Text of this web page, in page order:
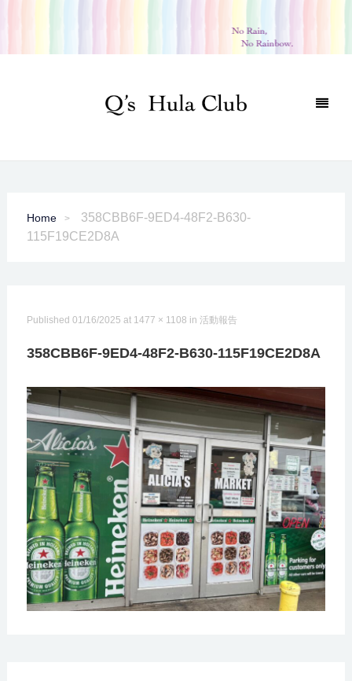
Home
358CBB6F-9ED4-48F2-B630-
115F19CE2D8A
Published 01/16/2025 at 1477 × 1108 in 活動報告
358CBB6F-9ED4-48F2-B630-115F19CE2D8A